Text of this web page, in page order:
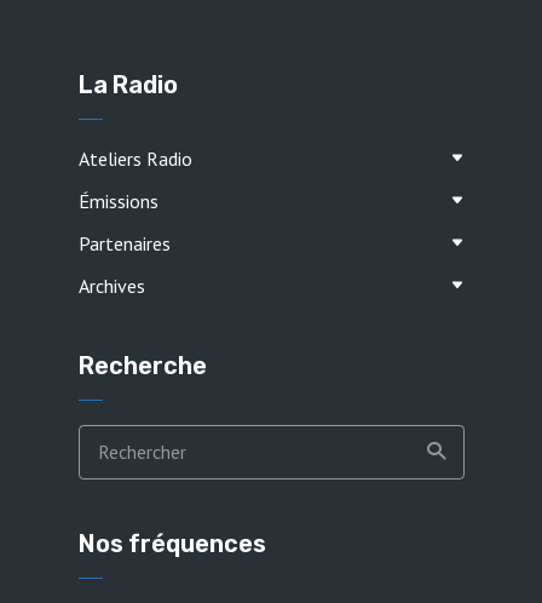
La Radio
Ateliers Radio
Émissions
Partenaires
Archives
Recherche
Nos fréquences